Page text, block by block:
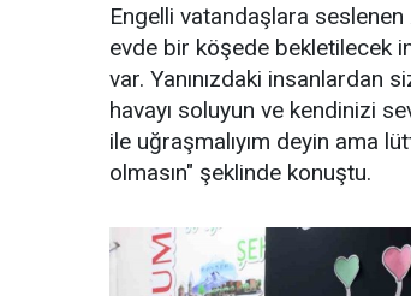
Engelli vatandaşlara seslenen
evde bir köşede bekletilecek
var. Yanınızdaki insanlardan
havayı soluyun ve kendinizi
ile uğraşmalıyım deyin ama
olmasın" şeklinde konuştu.